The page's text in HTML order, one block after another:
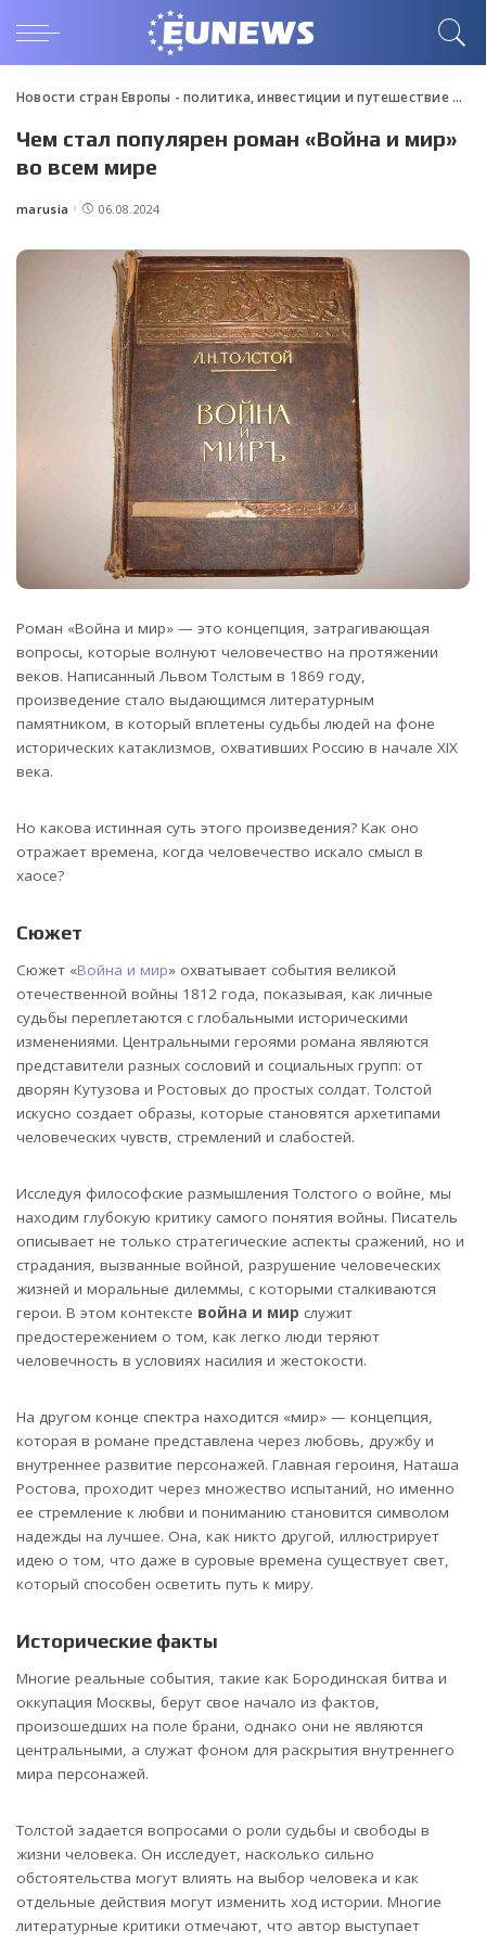
Новости стран Европы - политика, инвестиции и путешествие>
Чем стал популярен роман «Война и мир»
во всем мире
Posted
marusia 06.08.2024
Роман «Война и мир» — это концепция, затрагивающая
вопросы, которые волнуют человечество на протяжении
веков. Написанный Львом Толстым в 1869 году,
произведение стало выдающимся литературным
памятником, в который вплетены судьбы людей на фоне
исторических катаклизмов, охвативших Россию в начале XIX
века.
Но какова истинная суть этого произведения? Как оно
отражает времена, когда человечество искало смысл в
хаосе?
Сюжет
Сюжет «Война и мир» охватывает события великой
отечественной войны 1812 года, показывая, как личные
судьбы переплетаются с глобальными историческими
изменениями. Центральными героями романа являются
представители разных сословий и социальных групп: от
дворян Кутузова и Ростовых до простых солдат. Толстой
искусно создает образы, которые становятся архетипами
человеческих чувств, стремлений и слабостей.
Исследуя философские размышления Толстого о войне, мы
находим глубокую критику самого понятия войны. Писатель
описывает не только стратегические аспекты сражений, но и
страдания, вызванные войной, разрушение человеческих
жизней и моральные дилеммы, с которыми сталкиваются
герои. В этом контексте война и мир служит
предостережением о том, как легко люди теряют
человечность в условиях насилия и жестокости.
На другом конце спектра находится «мир» — концепция,
которая в романе представлена через любовь, дружбу и
внутреннее развитие персонажей. Главная героиня, Наташа
Ростова, проходит через множество испытаний, но именно
ее стремление к любви и пониманию становится символом
надежды на лучшее. Она, как никто другой, иллюстрирует
идею о том, что даже в суровые времена существует свет,
который способен осветить путь к миру.
Исторические факты
Многие реальные события, такие как Бородинская битва и
оккупация Москвы, берут свое начало из фактов,
произошедших на поле брани, однако они не являются
центральными, а служат фоном для раскрытия внутреннего
мира персонажей.
Толстой задается вопросами о роли судьбы и свободы в
жизни человека. Он исследует, насколько сильно
обстоятельства могут влиять на выбор человека и как
отдельные действия могут изменить ход истории. Многие
литературные критики отмечают, что автор выступает